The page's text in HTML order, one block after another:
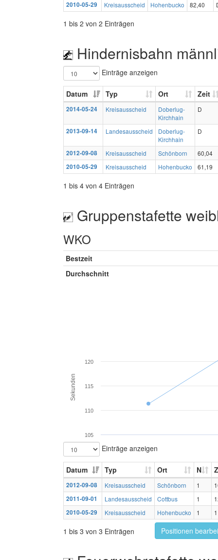
2010-05-29
Kreisausscheid Hohenbucko 82,40
1 bis 2 von 2 Einträgen
Hindernisbahn
Einträge anzeigen
Datum Typ Ort Zeit
2014-05-24 Kreisausscheid
Doberlug-
Kirchhain
D
2013-09-14 Landesausscheid
Doberlug-
Kirchhain
D
2012-09-08 Kreisausscheid Schönborn
60,04
2010-05-29
Kreisausscheid Hohenbucko 61,19
1 bis 4 von 4 Einträgen
Gruppenstafette
WKO
Bestzeit
Durchschnitt
Sekunden
105
110
115
120
Einträge anzeigen
Datum Typ Ort N
2012-09-08 Kreisausscheid Schönborn 1
2011-09-01
Landesausscheid Cottbus 1
2010-05-29
Kreisausscheid Hohenbucko 1
1 bis 3 von 3 Einträgen Positionen